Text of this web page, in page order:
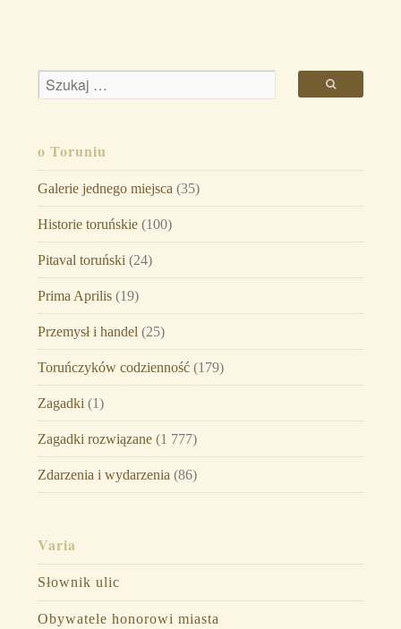
o Toruniu
Galerie jednego miejsca (35)
Historie toruńskie(100)
Pitaval toruński (24)
Prima Aprilis(19)
Przemysł i handel (25)
Toruńczyków codzienność(179)
Zagadki (1)
Zagadki rozwiązane(1 777)
Zdarzenia i wydarzenia (86)
Varia
Słownik ulic
Obywatele honorowi miasta